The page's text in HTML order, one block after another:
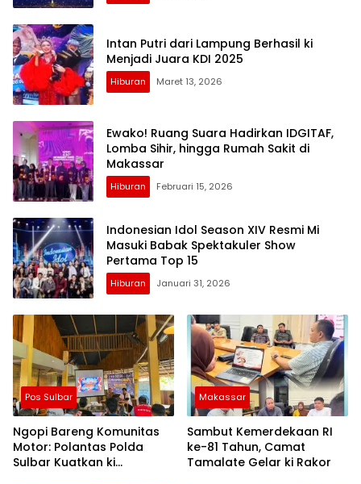
Intan Putri dari Lampung Berhasil ki
Menjadi Juara KDI 2025
Hiburan Maret 13, 2026
Ewako! Ruang Suara Hadirkan IDGITAF,
Lomba Sihir, hingga Rumah Sakit di
Makassar
Hiburan Februari 15, 2026
Indonesian Idol Season XIV Resmi Mi
Masuki Babak Spektakuler Show
Pertama Top 15
Hiburan Januari 31, 2026
Pos Sulbar
Ngopi Bareng Komunitas
Motor: Polantas Polda
Sulbar Kuatkan ki
Makassar
Sambut Kemerdekaan RI
ke-81 Tahun, Camat
Tamalate Gelar ki Rakor